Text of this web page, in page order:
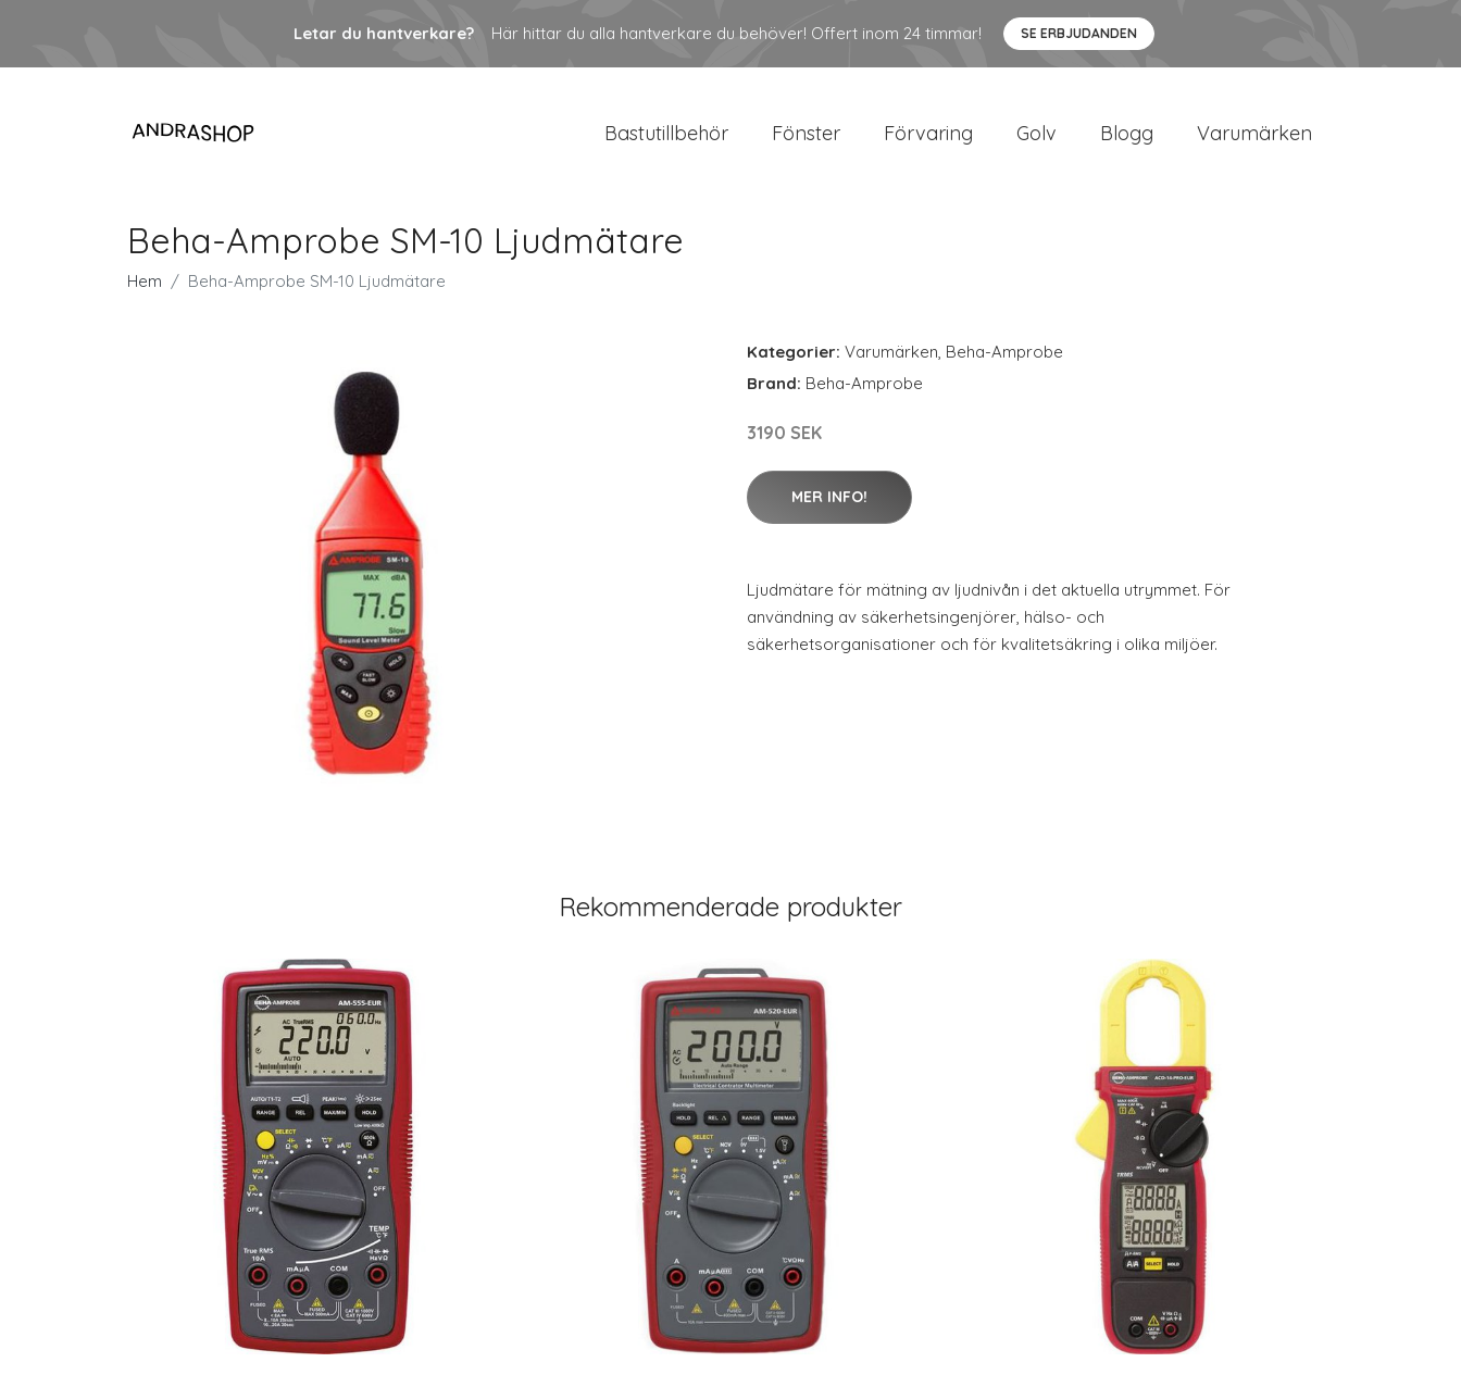
Letar du hantverkare? Här hittar du alla hantverkare du behöver! Offert inom 24 timmar! SE ERBJUDANDEN
Bastutillbehör Fönster Förvaring Golv Blogg Varumärken
Beha-Amprobe SM-10 Ljudmätare
Hem Beha-Amprobe SM-10 Ljudmätare
Kategorier: Varumärken, Beha-Amprobe
Brand: Beha-Amprobe
3190 SEK
MER INFO!
Ljudmätare för mätning av ljudnivån i det aktuella utrymmet. För
användning av säkerhetsingenjörer, hälso- och
säkerhetsorganisationer och för kvalitetsäkring i olika miljöer.
Rekommenderade produkter